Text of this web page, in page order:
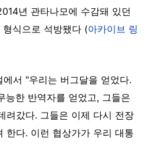
년 관타나모에 수감돼 있던
식으로 석방됐다 (아카이브 링
서 "우리는 버그달을 얻었다.
능한 반역자를 얻었고, 그들은
려갔다. 그들은 이제 다시 전장
한다. 이런 협상가가 우리 대통